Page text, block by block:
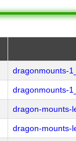
dragonmounts-
dragonmounts-
dragon-mounts-
dragon-mounts-